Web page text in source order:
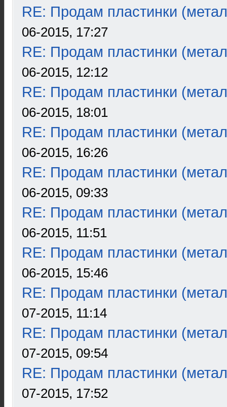
RE: Продам пластинки
06-2015, 17:27
RE: Продам пластинки
06-2015, 12:12
RE: Продам пластинки
06-2015, 18:01
RE: Продам пластинки
06-2015, 16:26
RE: Продам пластинки
06-2015, 09:33
RE: Продам пластинки
06-2015, 11:51
RE: Продам пластинки
06-2015, 15:46
RE: Продам пластинки
07-2015, 11:14
RE: Продам пластинки
07-2015, 09:54
RE: Продам пластинки
07-2015, 17:52